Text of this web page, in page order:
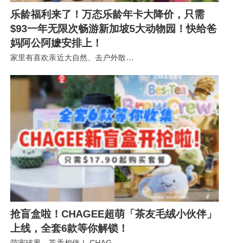
乐龄福利来了！万态乐龄年卡大降价，只需
$93一年无限次畅游新加坡5大动物园！快给爸
妈阿公阿嬷安排上！
家里有喜欢亲近大自然、去户外散…
抢盲盒啦！CHAGEE超萌「茶友毛绒小伙伴」
上线，全套6款等你解锁！